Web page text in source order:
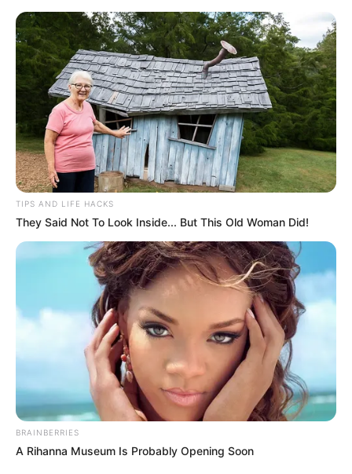
Como Fazer Flores de Garrafa PET:
Passo a Passo Completo
TIPS AND LIFE HACKS
They Said Not To Look Inside... But This Old Woman Did!
BRAINBERRIES
A Rihanna Museum Is Probably Opening Soon